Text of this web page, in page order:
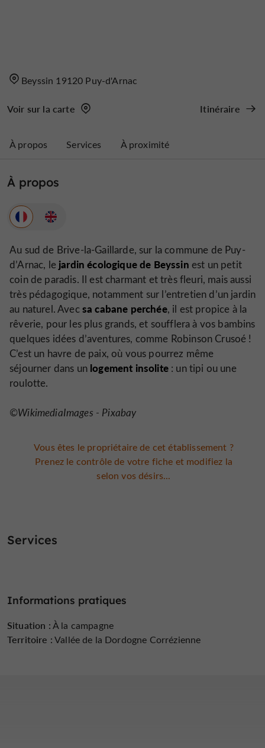
Beyssin 19120 Puy-d'Arnac
Voir sur la carte Itinéraire
À propos Services À proximité
À propos
Au sud de Brive-la-Gaillarde, sur la commune de Puy-
d’Arnac, le jardin écologique de Beyssin est un petit
coin de paradis. Il est charmant et très fleuri, mais aussi
très pédagogique, notamment sur l’entretien d’un jardin
au naturel. Avecsa cabane perchée, il est propice à la
rêverie, pour les plus grands, et soufflera à vos bambins
quelques idées d’aventures, comme Robinson Crusoé !
C’est un havre de paix, où vous pourrez même
séjourner dans un logement insolite: un tipi ou une
roulotte.
©WikimediaImages - Pixabay
Vous êtes le propriétaire de cet établissement ?
Prenez le contrôle de votre fiche et modifiez la
selon vos désirs...
Services
Informations pratiques
Situation :À la campagne
Territoire :Vallée de la Dordogne Corrézienne